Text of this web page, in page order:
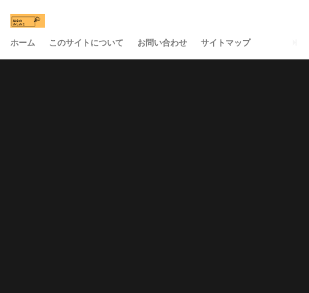
ホーム このサイトについて お問い合わせ サイトマップ